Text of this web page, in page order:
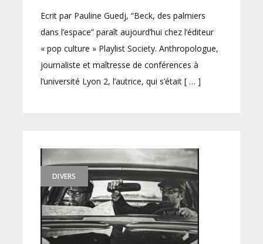
Ecrit par Pauline Guedj, “Beck, des palmiers
dans l’espace” paraît aujourd’hui chez l’éditeur
« pop culture » Playlist Society. Anthropologue,
journaliste et maîtresse de conférences à
l’université Lyon 2, l’autrice, qui s’était [ … ]
DIVERS